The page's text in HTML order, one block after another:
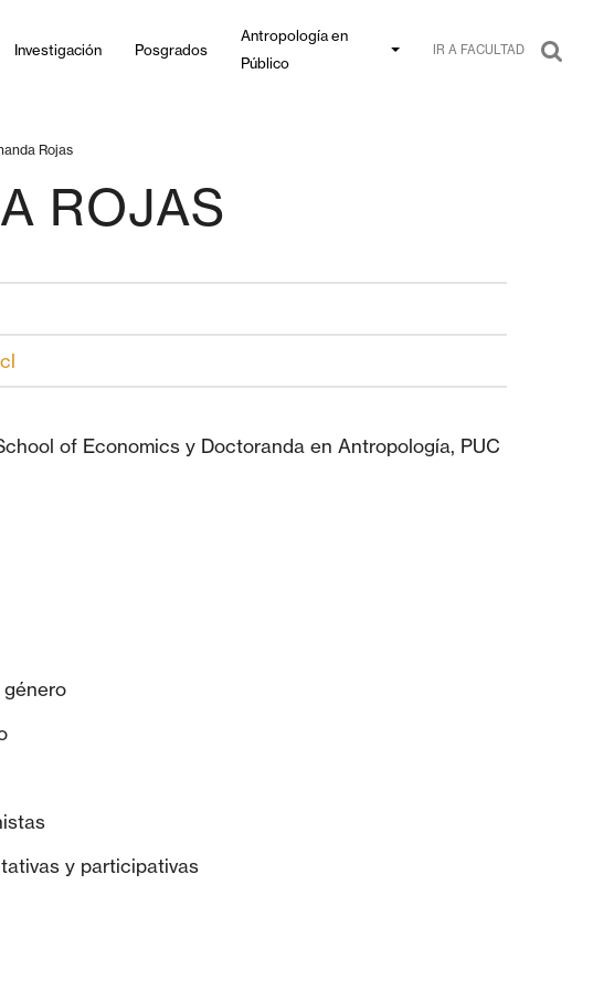
Investigación Posgrados
Antropología en
Público
IR A FACULTAD
Rojas
ROJAS
of Economics y Doctoranda en Antropología, PUC
y participativas